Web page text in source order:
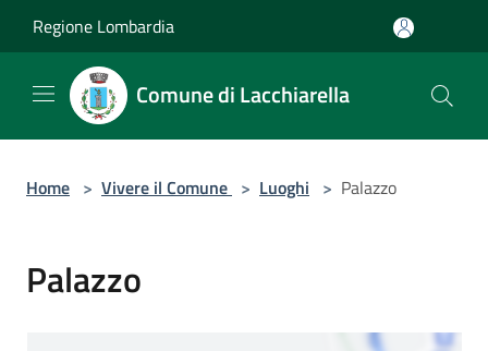
Regione Lombardia
Comune di Lacchiarella
Home > Vivere il Comune > Luoghi > Palazzo
Palazzo